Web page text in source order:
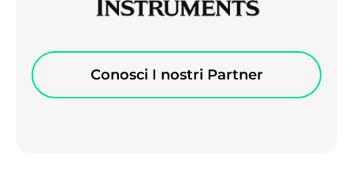
Conosci I nostri Partner